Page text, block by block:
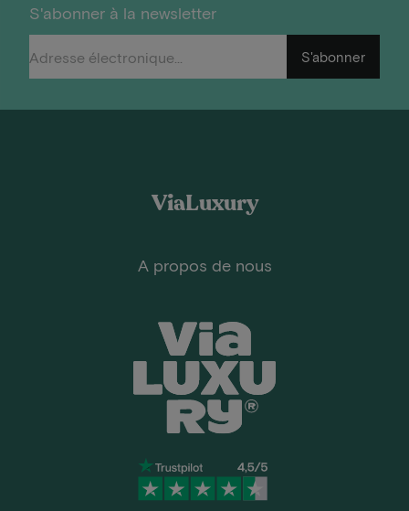
S'abonner à la newsletter
S'abonner
ViaLuxury
A propos de nous